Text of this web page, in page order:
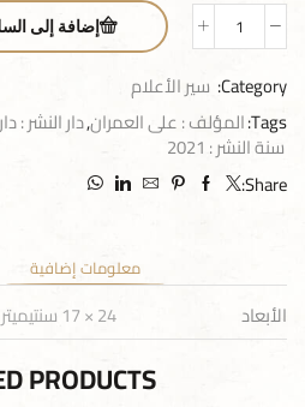
إضافة إلى
Category: سير الأعلام
Tags: المؤلف : على العمران,دار النشر :
سنة النشر : 2021
Share:
معلومات إضافية
الأبعاد 24 × 17 سنتيميتر
PRODUCTS